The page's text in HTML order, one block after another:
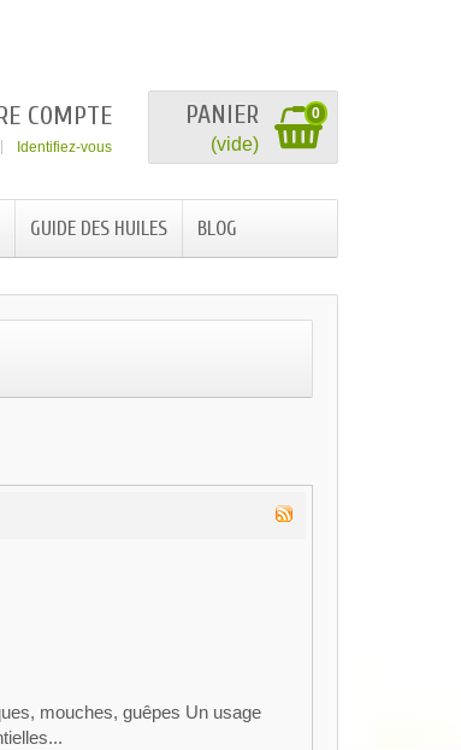
PANIER
(vide)
0
COMPTE
Identifiez-vous
GUIDE DES HUILES BLOG
mouches, guêpes Un usage